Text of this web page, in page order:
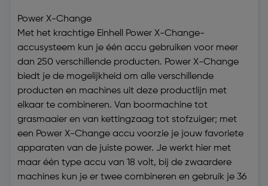
Power X-Change
Met het krachtige Einhell Power X-Change-
accusysteem kun je één accu gebruiken voor meer
dan 250 verschillende producten. Power X-Change
biedt je de mogelijkheid om alle verschillende
producten en machines uit deze productlijn met
elkaar te combineren. Van boormachine tot
grasmaaier en van kettingzaag tot stofzuiger; met
een Power X-Change accu voorzie je jouw favoriete
apparaten van de juiste power. Je werkt hier met
maar één type accu van 18 volt, bij de zwaardere
machines kun je er twee combineren en gebruik je 36